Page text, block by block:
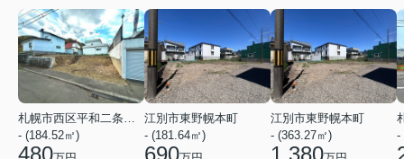
札幌市西区平和二条１０丁目
- (184.52㎡)
480
江別市東野幌本町
- (181.64㎡)
690
江別市東野幌本町
- (363.27㎡)
1,380
-